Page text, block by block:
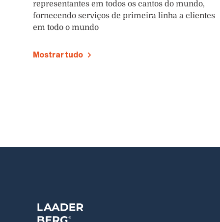
representantes em todos os cantos do mundo,
fornecendo serviços de primeira linha a clientes
em todo o mundo
Mostrar tudo